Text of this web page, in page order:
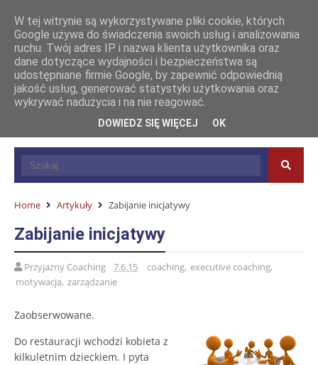
Home Artykuły Zabijanie inicjatywy
Zabijanie inicjatywy
Przyjazny Coaching 7.6.15 coaching, executive coaching,
motywacja, zarządzanie
Zaobserwowane.
Do restauracji wchodzi kobieta z
kilkuletnim dzieckiem. I pyta
W tej witrynie są wykorzystywane pliki cookie, których
Google używa do świadczenia swoich usług i analizowania
ruchu. Twój adres IP i nazwa klienta użytkownika oraz
dane dotyczące wydajności i bezpieczeństwa są
udostępniane firmie Google, by zapewnić odpowiednią
jakość usług, generować statystyki użytkowania oraz
wykrywać nadużycia i na nie reagować.
DOWIEDZ SIĘ WIĘCEJ OK